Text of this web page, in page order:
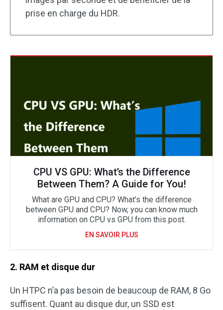
prise en charge du HDR.
CPU VS GPU: What’s the Difference
Between Them? A Guide for You!
What are GPU and CPU? What’s the difference
between GPU and CPU? Now, you can know much
information on CPU vs GPU from this post.
EN SAVOIR PLUS
2. RAM et disque dur
Un HTPC n’a pas besoin de beaucoup de RAM, 8 Go
suffisent. Quant au disque dur, un SSD est